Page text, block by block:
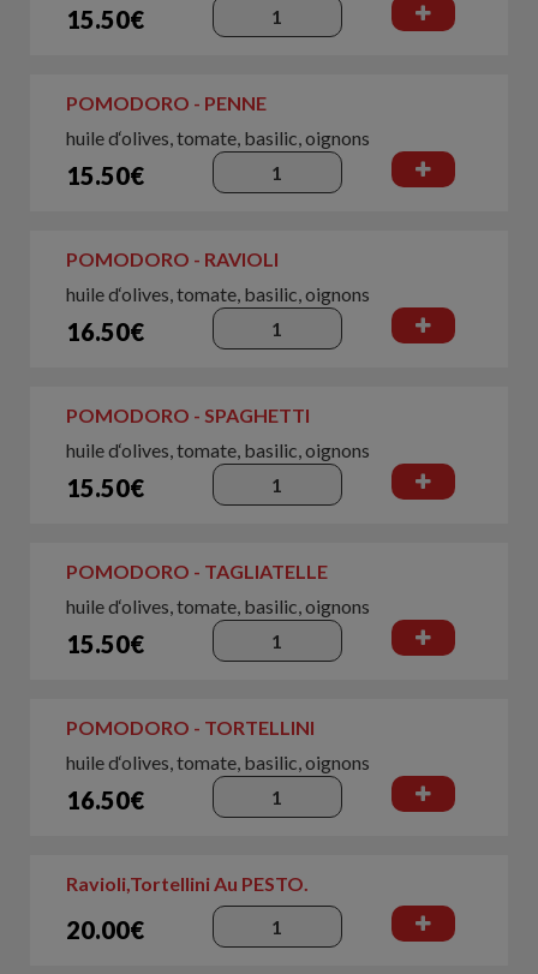
15.50€
POMODORO - PENNE
huile d‘olives, tomate, basilic, oignons
15.50€
POMODORO - RAVIOLI
huile d‘olives, tomate, basilic, oignons
16.50€
POMODORO - SPAGHETTI
huile d‘olives, tomate, basilic, oignons
15.50€
POMODORO - TAGLIATELLE
huile d‘olives, tomate, basilic, oignons
15.50€
POMODORO - TORTELLINI
huile d‘olives, tomate, basilic, oignons
16.50€
Ravioli,Tortellini Au PESTO.
20.00€